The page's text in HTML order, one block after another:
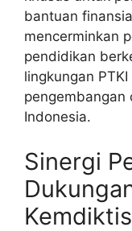
bantuan
mencerminkan
pendidikan
lingkungan
pengembangan
Indonesia.
Sinergi